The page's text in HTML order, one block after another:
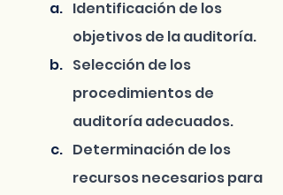
Identificación de los
objetivos de la auditoría.
Selección de los
procedimientos de
auditoría adecuados.
Determinación de los
recursos necesarios para